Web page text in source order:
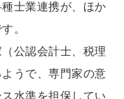
士業連携が、ほか
。
公認会計士、税理
うで、専門家の意
水準を担保してい